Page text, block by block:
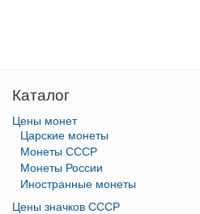
Каталог
Цены монет
Царские монеты
Монеты СССР
Монеты России
Иностранные монеты
Цены значков СССР